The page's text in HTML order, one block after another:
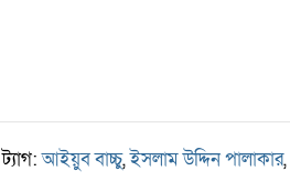
ট্যাগ:আইয়ুব বাচ্চু,ইসলাম উদ্দিন পালাকার,